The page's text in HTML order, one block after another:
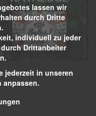
lassen wir
durch Dritte
individuell zu jeder
Drittanbeiter
jederzeit in unseren
anpassen.